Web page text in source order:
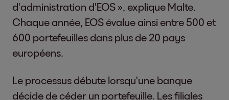
d'administration d'EOS », explique Malte.
Chaque année, EOS évalue ainsi entre 500 et
600 portefeuilles dans plus de 20 pays
européens.
Le processus débute lorsqu'une banque
décide de céder un portefeuille. Les filiales